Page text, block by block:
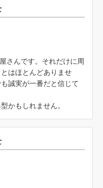
さんです。それだけに周
はほとんどありませ
誠実が一番だと信じて
かもしれません。